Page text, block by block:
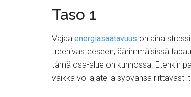
Taso 1
Vajaa energiasaatavuus on aina
treenivasteeseen, äärimmäisissä
tämä osa-alue on kunnossa. Etenkin
vaikka voi ajatella syövänsä riittävästi